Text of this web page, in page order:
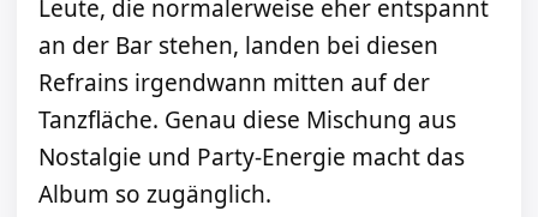
Leute, die normalerweise eher entspannt
an der Bar stehen, landen bei diesen
Refrains irgendwann mitten auf der
Tanzfläche. Genau diese Mischung aus
Nostalgie und Party-Energie macht das
Album so zugänglich.